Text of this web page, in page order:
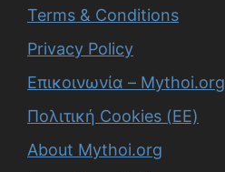
Terms & Conditions
Privacy Policy
Επικοινωνία – Mythoi.org
Πολιτική Cookies (ΕΕ)
About Mythoi.org